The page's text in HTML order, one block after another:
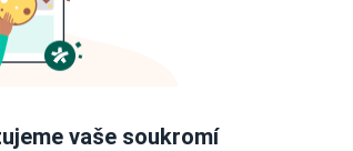
nejsou k dispozici
informace o svých službách.
vaše soukromí